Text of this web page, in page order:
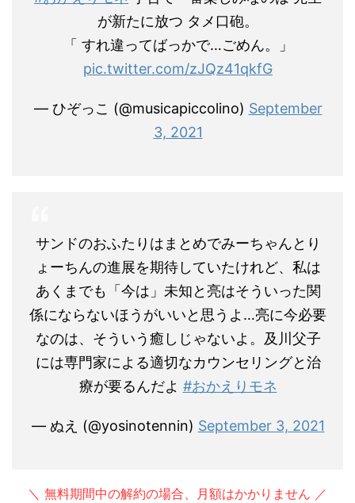
が新たに放つ タメ口砲。
「 すれ違ってばっかで…ごめん。」
pic.twitter.com/zJQz41qkfG
— ひぞっこ (@musicapiccolino) September
3, 2021
サンドのおふたりはまとめでみーちゃんとり
ょーちんの進展を期待していたけれど、私は
あくまでも「今は」未知と亮はそういった関
係にならないほうがいいと思うよ…亮に今必要
なのは、そういう癒しじゃないよ。及川父子
には専門家による適切なカウンセリングと治
療が要るんだよ #おかえりモネ
— ぬえ (@yosinotennin) September 3, 2021
＼ 無料期間中の解約の場合、月額はかかりません ／